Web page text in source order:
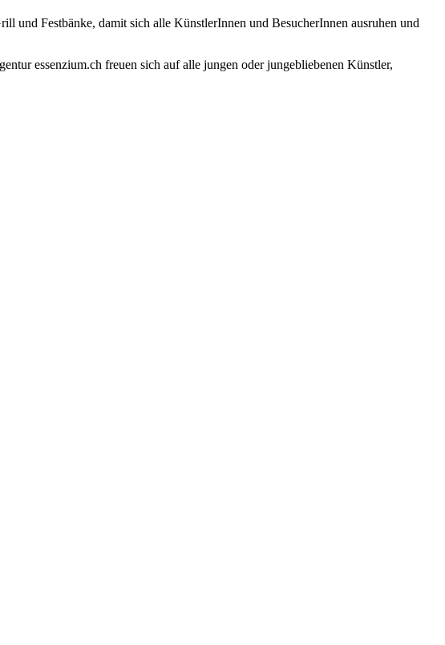
und Festbänke, damit sich alle KünstlerInnen und BesucherInnen ausruhen und
essenzium.ch freuen sich auf alle jungen oder jungebliebenen Künstler,